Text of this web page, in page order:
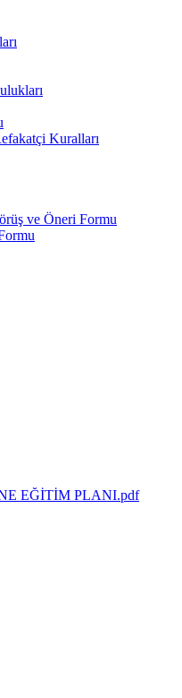
Kuralları
ve Öneri Formu
EĞİTİM PLANI.pdf